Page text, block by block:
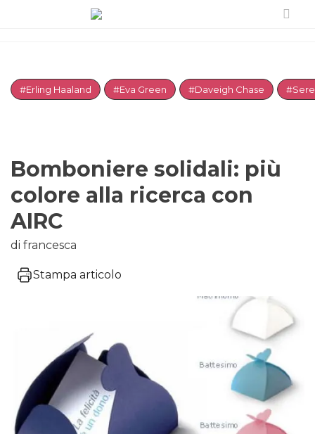
#Erling Haaland #Eva Green #Daveigh Chase
Bomboniere solidali: più
colore alla ricerca con
AIRC
di francesca
Stampa articolo